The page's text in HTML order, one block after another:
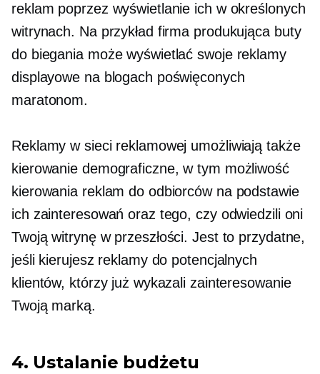
reklam poprzez wyświetlanie ich w określonych
witrynach. Na przykład firma produkująca buty
do biegania może wyświetlać swoje reklamy
displayowe na blogach poświęconych
maratonom.
Reklamy w sieci reklamowej umożliwiają także
kierowanie demograficzne, w tym możliwość
kierowania reklam do odbiorców na podstawie
ich zainteresowań oraz tego, czy odwiedzili oni
Twoją witrynę w przeszłości. Jest to przydatne,
jeśli kierujesz reklamy do potencjalnych
klientów, którzy już wykazali zainteresowanie
Twoją marką.
4. Ustalanie budżetu